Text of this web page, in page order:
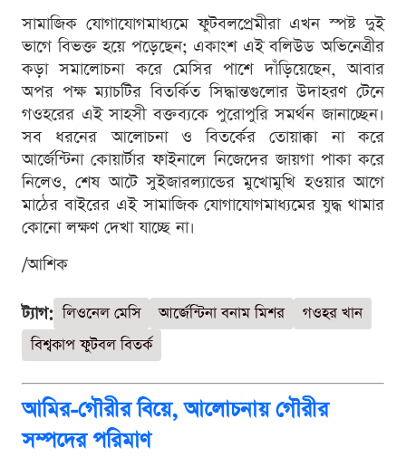
সামাজিক যোগাযোগমাধ্যমে ফুটবলপ্রেমীরা এখন স্পষ্ট দুই
ভাগে বিভক্ত হয়ে পড়েছেন; একাংশ এই বলিউড অভিনেত্রীর
কড়া সমালোচনা করে মেসির পাশে দাঁড়িয়েছেন, আবার
অপর পক্ষ ম্যাচটির বিতর্কিত সিদ্ধান্তগুলোর উদাহরণ টেনে
গওহরের এই সাহসী বক্তব্যকে পুরোপুরি সমর্থন জানাচ্ছেন।
সব ধরনের আলোচনা ও বিতর্কের তোয়াক্কা না করে
আর্জেন্টিনা কোয়ার্টার ফাইনালে নিজেদের জায়গা পাকা করে
নিলেও, শেষ আটে সুইজারল্যান্ডের মুখোমুখি হওয়ার আগে
মাঠের বাইরের এই সামাজিক যোগাযোগমাধ্যমের যুদ্ধ থামার
কোনো লক্ষণ দেখা যাচ্ছে না।
/আশিক
ট্যাগ: লিওনেল মেসি আর্জেন্টিনা বনাম মিশর
গওহর খান
বিশ্বকাপ ফুটবল বিতর্ক
আমির-গৌরীর বিয়ে, আলোচনায় গৌরীর
সম্পদের পরিমাণ